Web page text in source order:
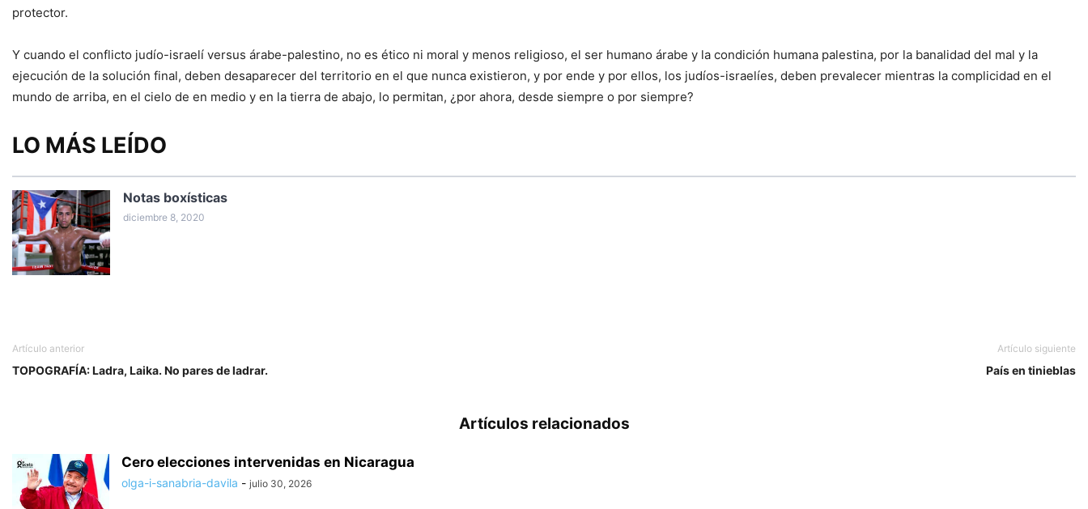
protector.
Y cuando el conflicto judío-israelí versus árabe-palestino, no es ético ni moral y menos religioso, el ser humano árabe y la condición humana palestina, por la banalidad del mal y la
ejecución de la solución final, deben desaparecer del territorio en el que nunca existieron, y por ende y por ellos, los judíos-israelíes, deben prevalecer mientras la complicidad en el
mundo de arriba, en el cielo de en medio y en la tierra de abajo, lo permitan, ¿por ahora, desde siempre o por siempre?
LO MÁS LEÍDO
Notas boxísticas
diciembre 8, 2020
Artículo anterior
TOPOGRAFÍA: Ladra, Laika. No pares de ladrar.
Artículo siguiente
País en tinieblas
Artículos relacionados
Cero elecciones intervenidas en Nicaragua
olga-i-sanabria-davila - julio 30, 2026